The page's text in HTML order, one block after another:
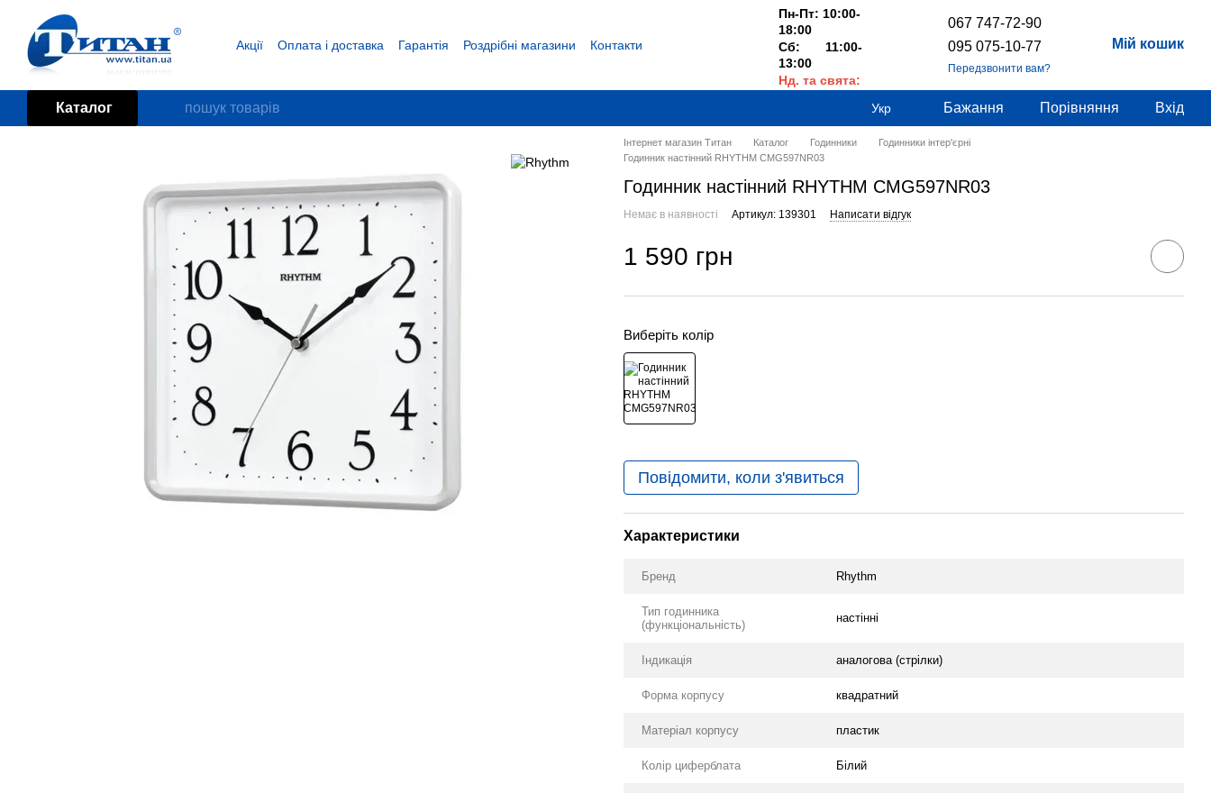
Перейти до основного контенту
Акції Оплата і доставка Гарантія Роздрібні магазини
Контакти
Пн-Пт: 10:00-
18:00
Сб: 11:00-
13:00
Нд. та свята:
067 747-72-90
095 075-10-77
Передзвонити вам?
Мій кошик
Каталог Укр Бажання Порівняння Вхід
Інтернет магазин Титан Каталог Годинники
Годинники інтер'єрні
Годинник настінний RHYTHM CMG597NR03
Годинник настінний RHYTHM CMG597NR03
Немає в наявності Артикул: 139301 Написати відгук
1 590 грн
Виберіть колір
Повідомити, коли з'явиться
Характеристики
Бренд Rhythm
Тип годинника
(функціональність)
настінні
Індикація аналогова (стрілки)
Форма корпусу квадратний
Матеріал корпусу пластик
Колір циферблата Білий